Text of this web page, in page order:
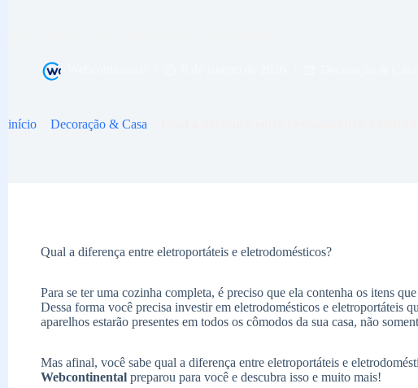
início Decoração & Casa
Qual a diferença entre eletroportáteis e eletrodomésticos?
Para se ter uma cozinha completa, é preciso que ela contenha os itens
Dessa forma você precisa investir em eletrodomésticos e eletroportáteis
aparelhos estarão presentes em todos os cômodos da sua casa, não
Mas afinal, você sabe qual a diferença entre eletroportáteis e
Webcontinental preparou para você e descubra isso e muito mais!